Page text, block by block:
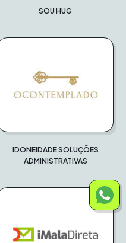
SOU HUG
IDONEIDADE SOLUÇÕES
ADMINISTRATIVAS